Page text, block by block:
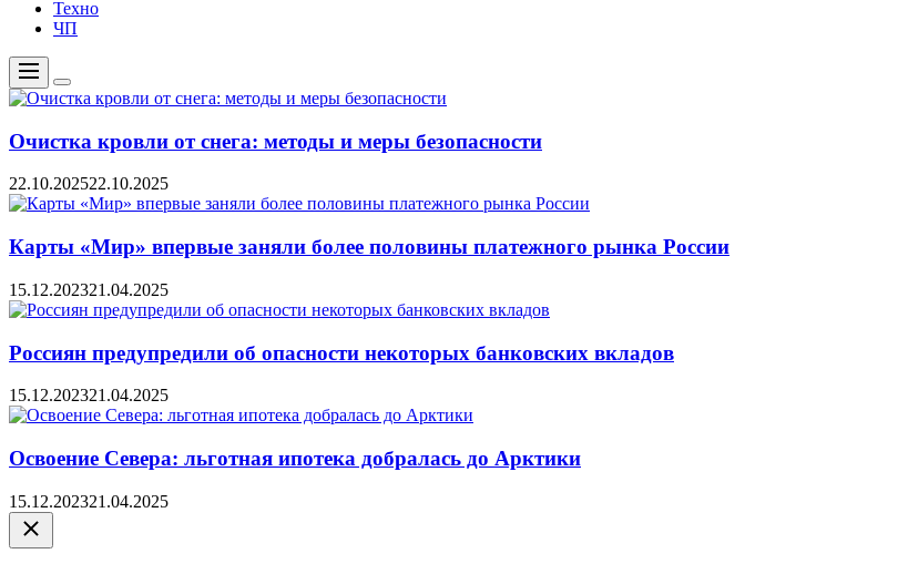
Техно
ЧП
Меню
Цвет
переключателя
Очистка кровли от снега: методы и меры безопасности
22.10.202522.10.2025
Карты «Мир» впервые заняли более половины платежного рынка России
15.12.202321.04.2025
Россиян предупредили об опасности некоторых банковских вкладов
15.12.202321.04.2025
Освоение Севера: льготная ипотека добралась до Арктики
15.12.202321.04.2025
Закрыть